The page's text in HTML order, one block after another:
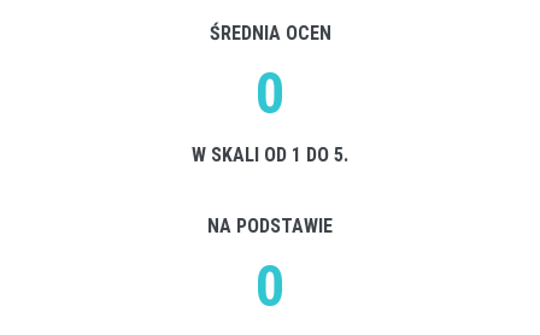
ŚREDNIA OCEN
0
W SKALI OD 1 DO 5.
NA PODSTAWIE
0